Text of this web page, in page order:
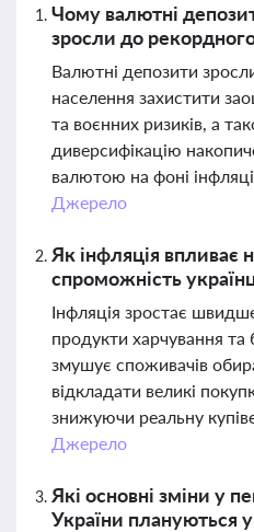
Чому валютні
зросли до
Валютні депозити
населення захистити
та воєнних ризиків, а
диверсифікацію
валютою на фоні
Джерело
Як інфляція впливає
спроможність
Інфляція зростає
продукти харчування та
змушує споживачів
відкладати великі
знижуючи реальну
Джерело
Які основні зміни у
України плануються